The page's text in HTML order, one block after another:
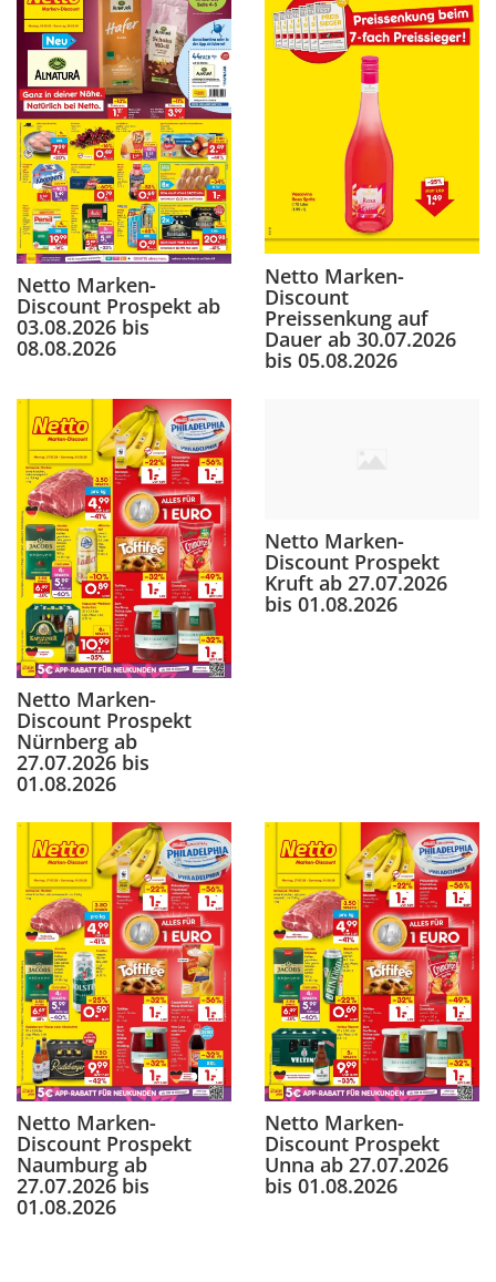
Netto Marken-
Discount Prospekt ab
03.08.2026 bis
08.08.2026
Netto Marken-
Discount
Preissenkung auf
Dauer ab 30.07.2026
bis 05.08.2026
Netto Marken-
Discount Prospekt
Nürnberg ab
27.07.2026 bis
01.08.2026
Netto Marken-
Discount Prospekt
Kruft ab 27.07.2026
bis 01.08.2026
Netto Marken-
Discount Prospekt
Naumburg ab
27.07.2026 bis
01.08.2026
Netto Marken-
Discount Prospekt
Unna ab 27.07.2026
bis 01.08.2026